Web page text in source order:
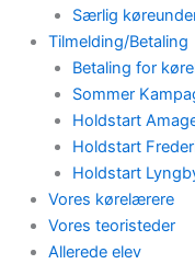
Særlig
Tilmelding/Betaling
Betaling for
Sommer
Holdstart
Holdstart
Holdstart
Vores kørelærere
Vores teoristeder
Allerede elev